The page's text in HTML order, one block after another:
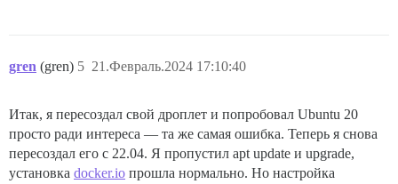
gren (gren) 21.Февраль.2024 17:10:40
5
Итак, я пересоздал свой дроплет и попробовал Ubuntu 20
просто ради интереса — та же самая ошибка. Теперь я снова
пересоздал его с 22.04. Я пропустил apt update и upgrade,
установка docker.io прошла нормально. Но настройка